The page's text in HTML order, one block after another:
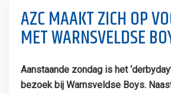
AZC MAAKT ZICH OP
MET WARNSVELDSE
Aanstaande zondag is het
bezoek bij Warnsveldse Boys.